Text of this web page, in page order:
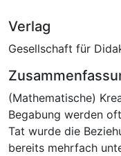
Verlag
Gesellschaft für
(Mathematische)
Begabung werden
Tat wurde die
bereits mehrfach